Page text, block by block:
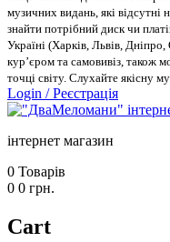
музичних видань, які відсутні
знайти потрібний диск чи
Україні (Харків, Львів,
кур’єром та самовивіз, також
точці світу. Слухайте якісну
Login /Реєстрація
інтернет магазин
0 Товарів
0 0 грн.
Cart